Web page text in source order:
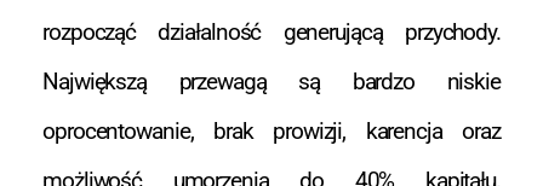
rozpocząć działalność generującą przychody.
Największą przewagą są bardzo niskie
oprocentowanie, brak prowizji, karencja oraz
możliwość umorzenia do 40% kapitału.